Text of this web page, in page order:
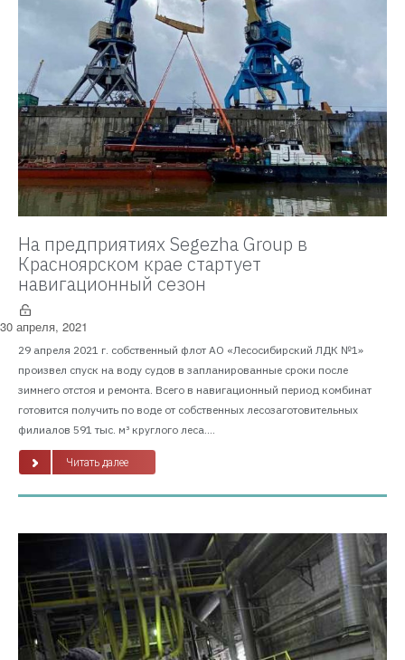
На предприятиях Segezha Group в
Красноярском крае стартует
навигационный сезон
30 апреля, 2021
29 апреля 2021 г. собственный флот АО «Лесосибирский ЛДК №1»
произвел спуск на воду судов в запланированные сроки после
зимнего отстоя и ремонта. Всего в навигационный период комбинат
готовится получить по воде от собственных лесозаготовительных
филиалов 591 тыс. м³ круглого леса....
Читать далее